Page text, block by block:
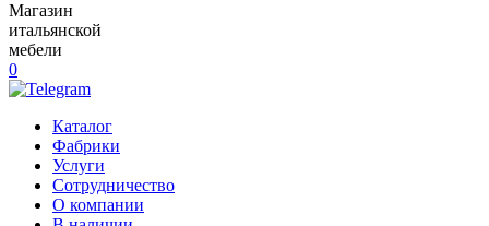
Магазин
итальянской
мебели
0
Каталог
Фабрики
Услуги
Сотрудничество
О компании